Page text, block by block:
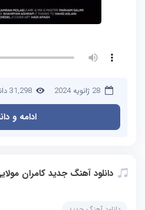
28 ژانویه 2024 31,298 دانلود
ادامه و
دانلود آهنگ جدید کامران